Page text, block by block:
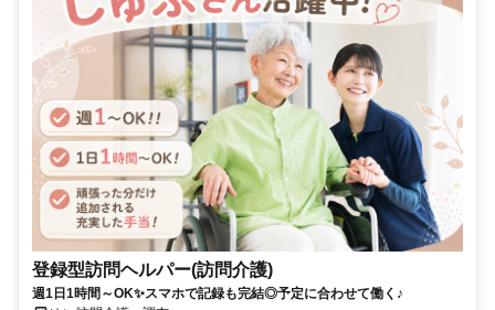
登録型訪問ヘルパー(訪問介護)
週1日1時間～OK✨スマホで記録も完結◎予定に合わせて働く♪